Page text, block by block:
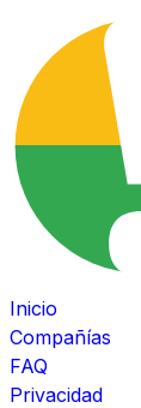
Inicio
Compañías
FAQ
Privacidad